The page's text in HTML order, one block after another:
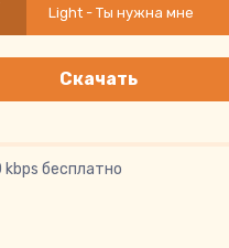
Light - Ты нужна мне
Скачать
бесплатно